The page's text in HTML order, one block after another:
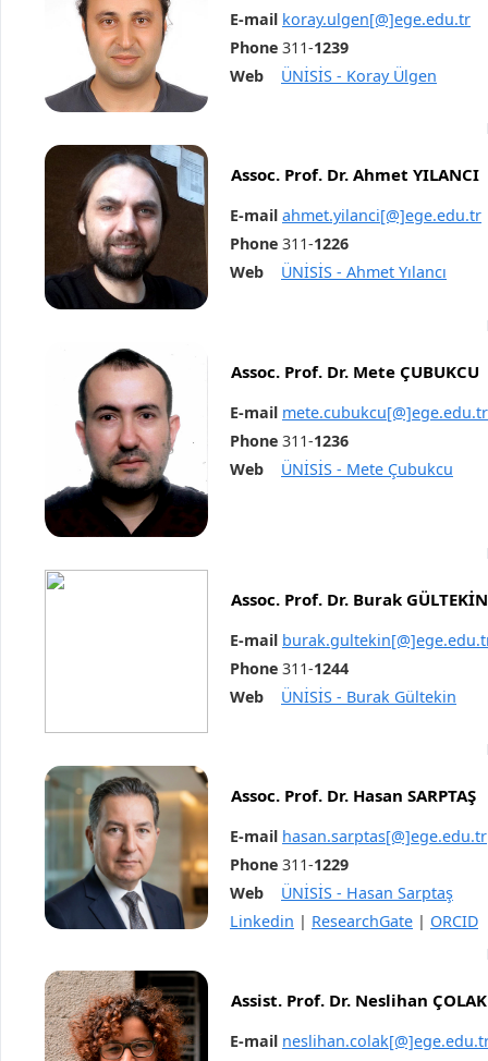
E-mail koray.ulgen[@]ege.edu.tr
Phone 311-1239
Web ÜNİSİS - Koray Ülgen
Assoc. Prof. Dr. Ahmet YILANCI
E-mail ahmet.yilanci[@]ege.edu.tr
Phone 311-1226
Web ÜNİSİS - Ahmet Yılancı
Assoc. Prof. Dr. Mete ÇUBUKCU
E-mail mete.cubukcu[@]ege.edu.tr
Phone 311-1236
Web
ÜNİSİS - Mete Çubukcu
Assoc. Prof. Dr. Burak
E-mail
Phone 311-1244
Web ÜNİSİS - Burak Gültekin
Assoc. Prof. Dr. Hasan SARPTAŞ
E-mail hasan.sarptas[@]ege.edu.tr
Phone 311-1229
Web ÜNİSİS - Hasan Sarptaş
Linkedin | ResearchGate | ORCID
Assist. Prof. Dr. Neslihan ÇOLAK
E-mail